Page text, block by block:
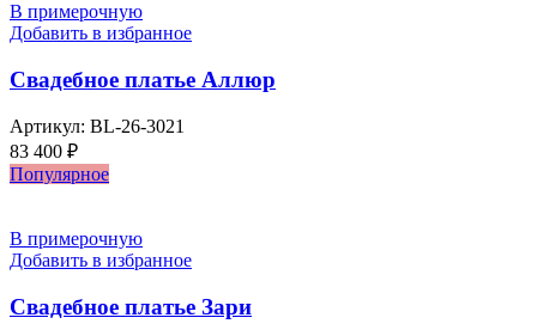
В примерочную
Добавить в избранное
Свадебное платье Аллюр
Артикул: BL-26-3021
83 400 ₽
Популярное
В примерочную
Добавить в избранное
Свадебное платье Зари